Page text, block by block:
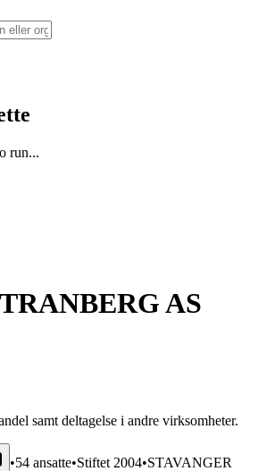
run...
AS
samt deltagelse i andre virksomheter.
•54 ansatte•Stiftet 2004•STAVANGER